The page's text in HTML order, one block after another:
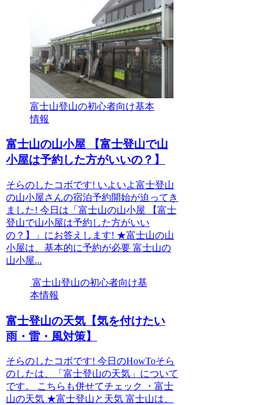
富士山登山の初心者向け基本
情報
富士山の山小屋 【富士登山で山
小屋は予約した方がいいの？】
そらのしたコボです! いよいよ富士登山
の山小屋さんの宿泊予約開始が迫ってき
ました! 今日は「富士山の山小屋 【富士
登山で山小屋は予約した方がいい
の？】」にお答えします! ★富士山の山
小屋は、基本的に予約が必要 富士山の
山小屋...
富士山登山の初心者向け基
本情報
富士登山の天気【気を付けたい
雨・雷・風対策】
そらのしたコボです! 今日のHowToそら
のしたは、「富士登山の天気」について
です。 こちらも併せてチェック ・富士
山の天気 ★富士登山と天気 富士山は、